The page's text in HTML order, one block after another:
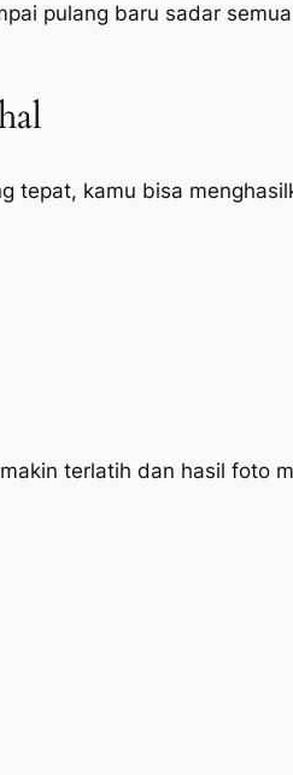
pulang baru sadar semua
tepat, kamu bisa
terlatih dan hasil foto